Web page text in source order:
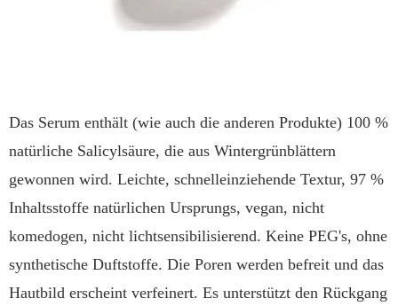
Das Serum enthält (wie auch die anderen Produkte) 100 %
natürliche Salicylsäure, die aus Wintergrünblättern
gewonnen wird. Leichte, schnelleinziehende Textur, 97 %
Inhaltsstoffe natürlichen Ursprungs, vegan, nicht
komedogen, nicht lichtsensibilisierend. Keine PEG's, ohne
synthetische Duftstoffe. Die Poren werden befreit und das
Hautbild erscheint verfeinert. Es unterstützt den Rückgang